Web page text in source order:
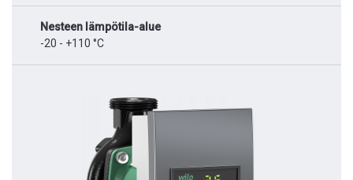
Nesteen lämpötila-alue
-20 - +110 °C